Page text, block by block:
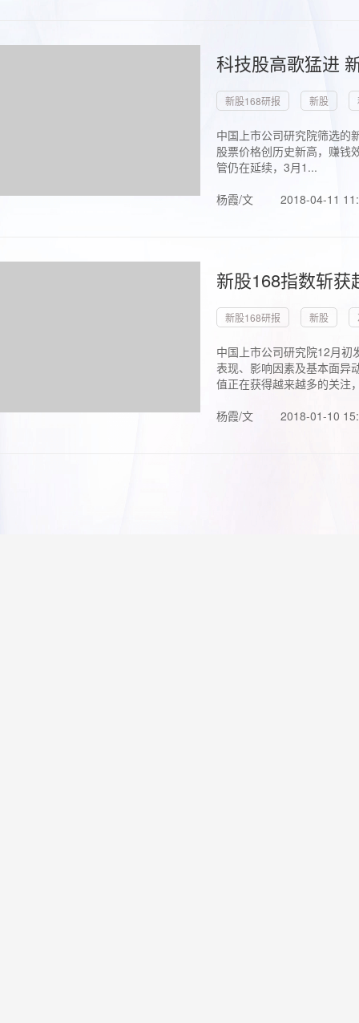
科技股高歌猛进
新股168研报 新股
中国上市公司研究院筛选的
股票价格创历史新高，赚钱
管仍在延续，3月1...
杨霞/文
2018-04-11
新股168指数斩
新股168研报 新股
中国上市公司研究院12月初
表现、影响因素及基本面异
值正在获得越来越多的关注
杨霞/文
2018-01-10